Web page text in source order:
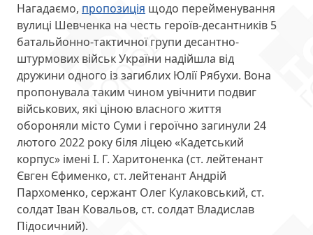
Нагадаємо, пропозиція щодо перейменування
вулиці Шевченка на честь героїв-десантників 5
батальйонно-тактичної групи десантно-
штурмових військ України надійшла від
дружини одного із загиблих Юлії Рябухи. Вона
пропонувала таким чином увічнити подвиг
військових, які ціною власного життя
обороняли місто Суми і героїчно загинули 24
лютого 2022 року біля ліцею «Кадетський
корпус» імені І. Г. Харитоненка (ст. лейтенант
Євген Єфименко, ст. лейтенант Андрій
Пархоменко, сержант Олег Кулаковський, ст.
солдат Іван Ковальов, ст. солдат Владислав
Підосичний).